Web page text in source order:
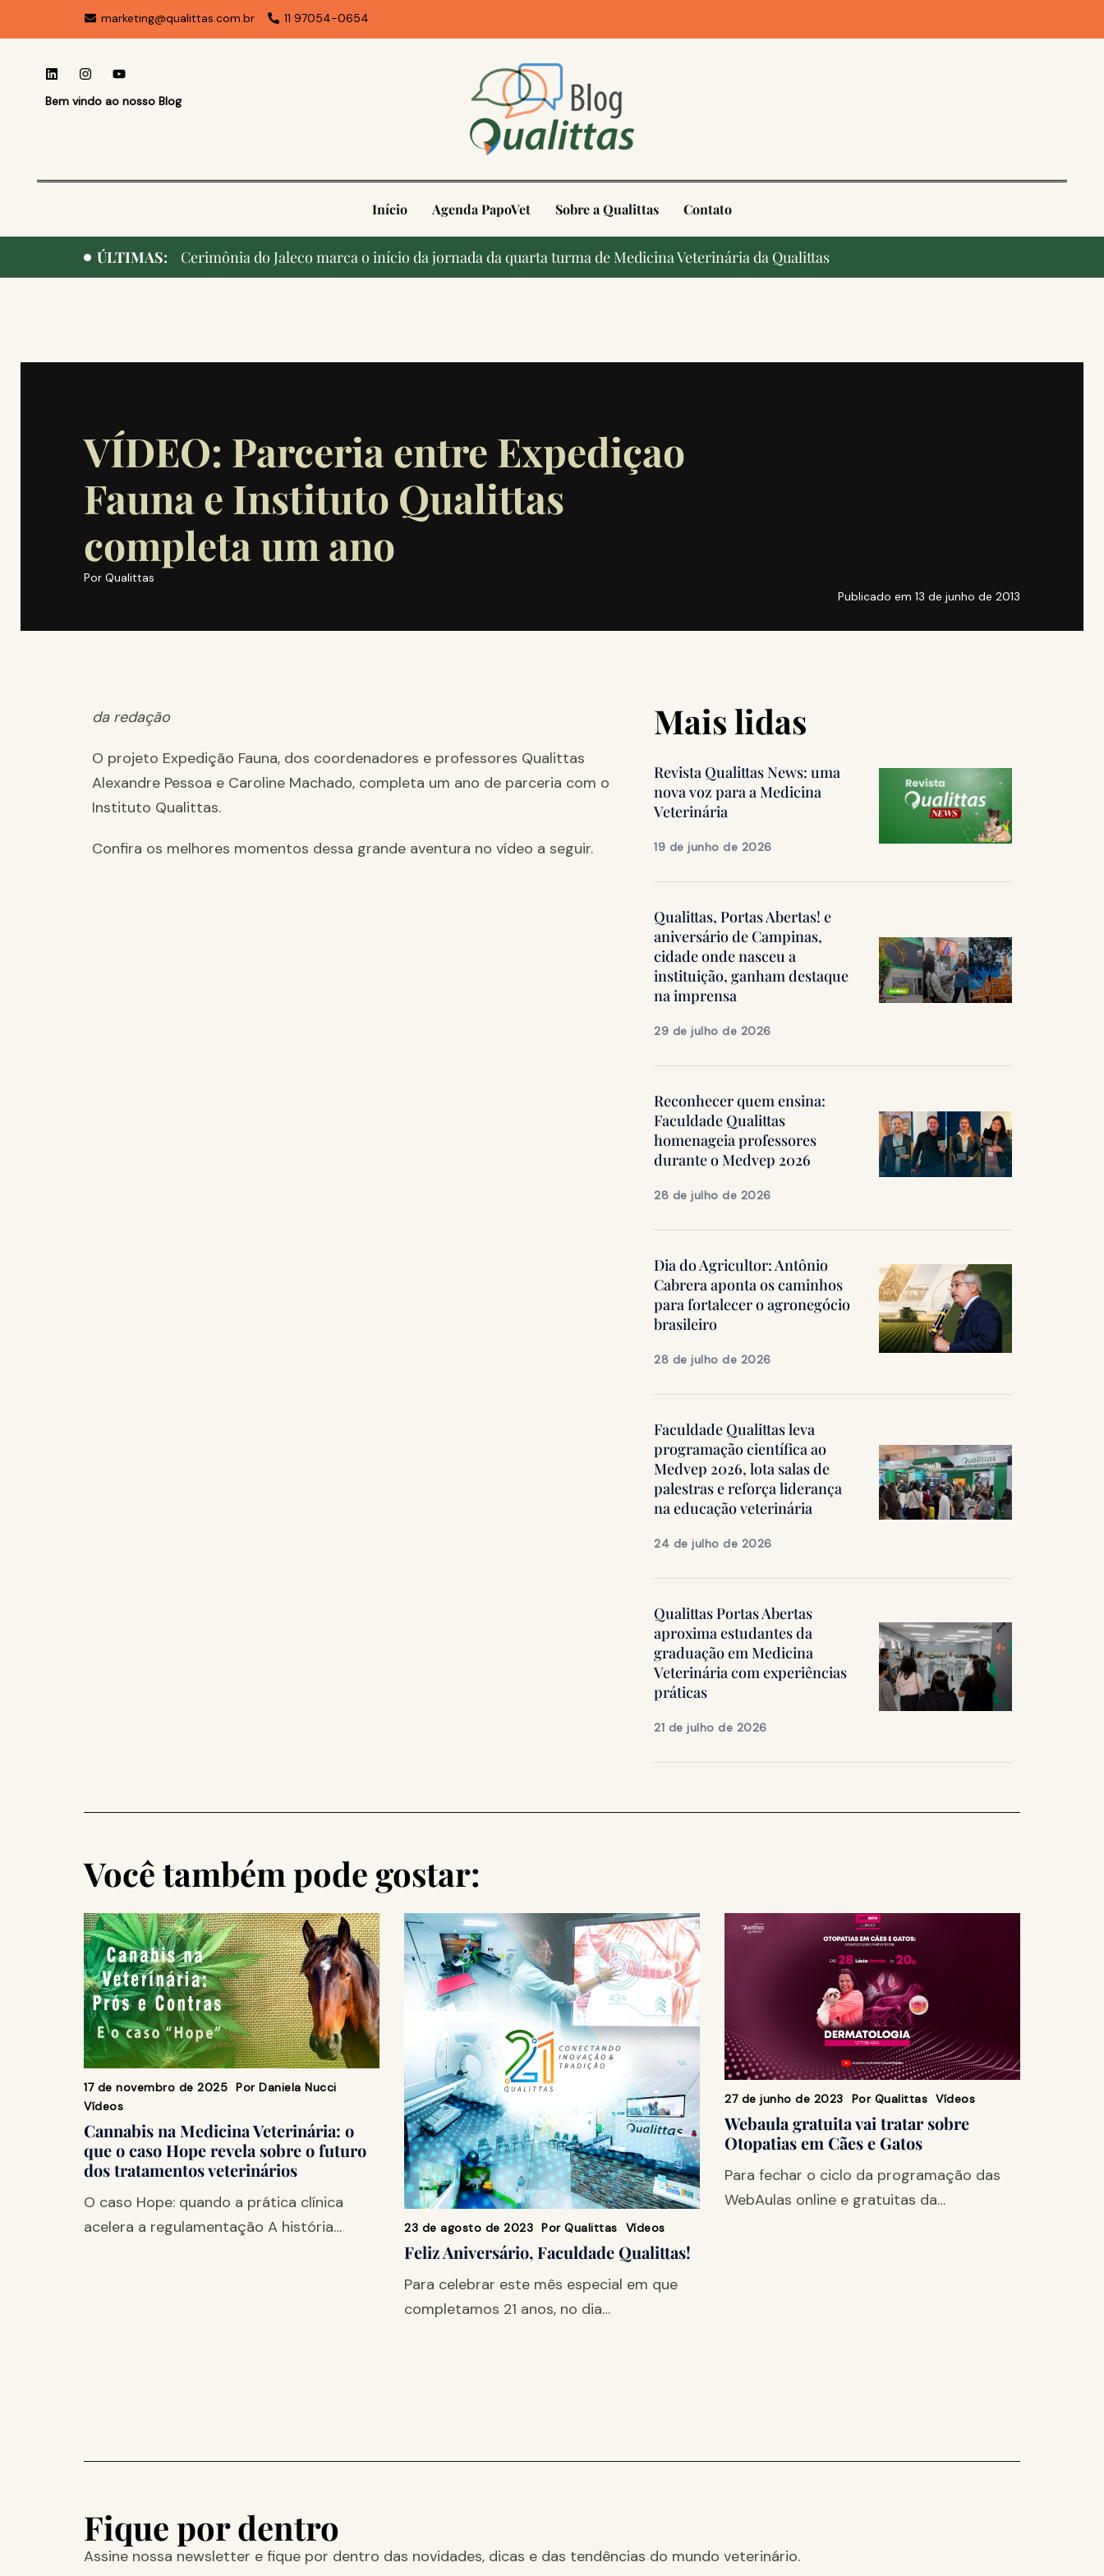
marketing@qualittas.com.br 11 97054-0654
Bem vindo ao nosso Blog
Início Agenda PapoVet Sobre a Qualittas Contato
ÚLTIMAS: Cerimônia do Jaleco marca o início da jornada da quarta turma de Medicina Veterinária da Qualittas
VÍDEO: Parceria entre Expediçao
Fauna e Instituto Qualittas
completa um ano
Por Qualittas
Publicado em 13 de junho de 2013
da redação
O projeto Expedição Fauna, dos coordenadores e professores Qualittas
Alexandre Pessoa e Caroline Machado, completa um ano de parceria com o
Instituto Qualittas.
Confira os melhores momentos dessa grande aventura no vídeo a seguir.
Mais lidas
Revista Qualittas News: uma
nova voz para a Medicina
Veterinária
19 de junho de 2026
Qualittas, Portas Abertas! e
aniversário de Campinas,
cidade onde nasceu a
instituição, ganham destaque
na imprensa
29 de julho de 2026
Reconhecer quem ensina:
Faculdade Qualittas
homenageia professores
durante o Medvep 2026
28 de julho de 2026
Dia do Agricultor: Antônio
Cabrera aponta os caminhos
para fortalecer o agronegócio
brasileiro
28 de julho de 2026
Faculdade Qualittas leva
programação científica ao
Medvep 2026, lota salas de
palestras e reforça liderança
na educação veterinária
24 de julho de 2026
Qualittas Portas Abertas
aproxima estudantes da
graduação em Medicina
Veterinária com experiências
práticas
21 de julho de 2026
Você também pode gostar:
17 de novembro de 2025 Por Daniela Nucci
Vídeos
Cannabis na Medicina Veterinária: o
que o caso Hope revela sobre o futuro
dos tratamentos veterinários
O caso Hope: quando a prática clínica
acelera a regulamentação A história…
23 de agosto de 2023 Por Qualittas Vídeos
Feliz Aniversário, Faculdade Qualittas!
Para celebrar este mês especial em que
completamos 21 anos, no dia…
27 de junho de 2023 Por Qualittas Vídeos
Webaula gratuita vai tratar sobre
Otopatias em Cães e Gatos
Para fechar o ciclo da programação das
WebAulas online e gratuitas da…
Fique por dentro
Assine nossa newsletter e fique por dentro das novidades, dicas e das tendências do mundo veterinário.